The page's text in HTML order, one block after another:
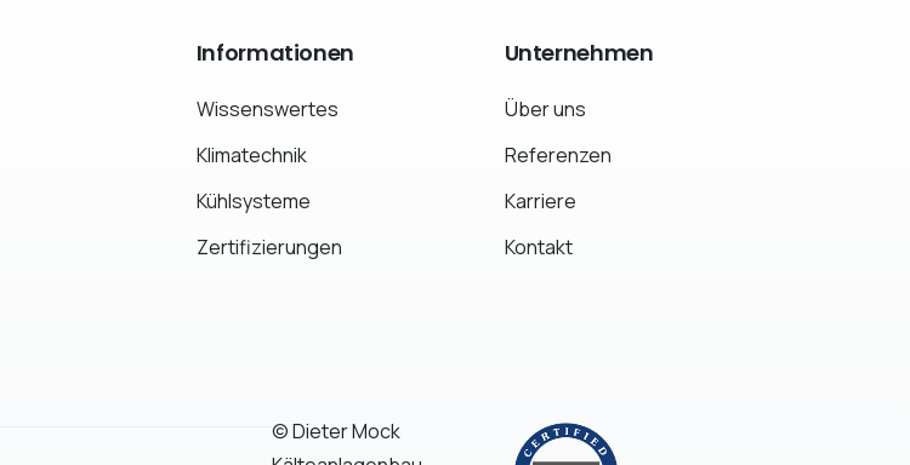
Informationen
Wissenswertes
Klimatechnik
Kühlsysteme
Zertifizierungen
Unternehmen
Über uns
Referenzen
Karriere
Kontakt
© Dieter Mock